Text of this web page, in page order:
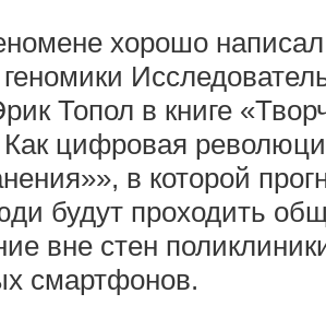
хорошо
Топол в книге
цифровая
в которой
будут проходить
вне стен
смартфонов.